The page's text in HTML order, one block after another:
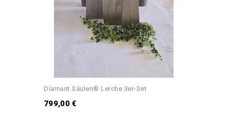
Diamant Säulen® Lerche 3er-Set
799,00 €